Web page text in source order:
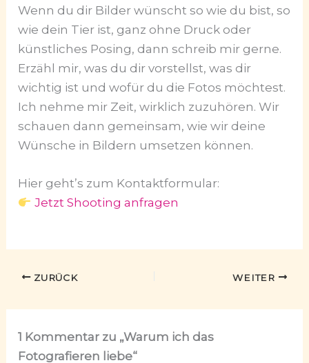
Wenn du dir Bilder wünscht so wie du bist, so
wie dein Tier ist, ganz ohne Druck oder
künstliches Posing, dann schreib mir gerne.
Erzähl mir, was du dir vorstellst, was dir
wichtig ist und wofür du die Fotos möchtest.
Ich nehme mir Zeit, wirklich zuzuhören. Wir
schauen dann gemeinsam, wie wir deine
Wünsche in Bildern umsetzen können.
Hier geht’s zum Kontaktformular:
Jetzt Shooting anfragen
ZURÜCK WEITER
1 Kommentar zu „Warum ich das
Fotografieren liebe“